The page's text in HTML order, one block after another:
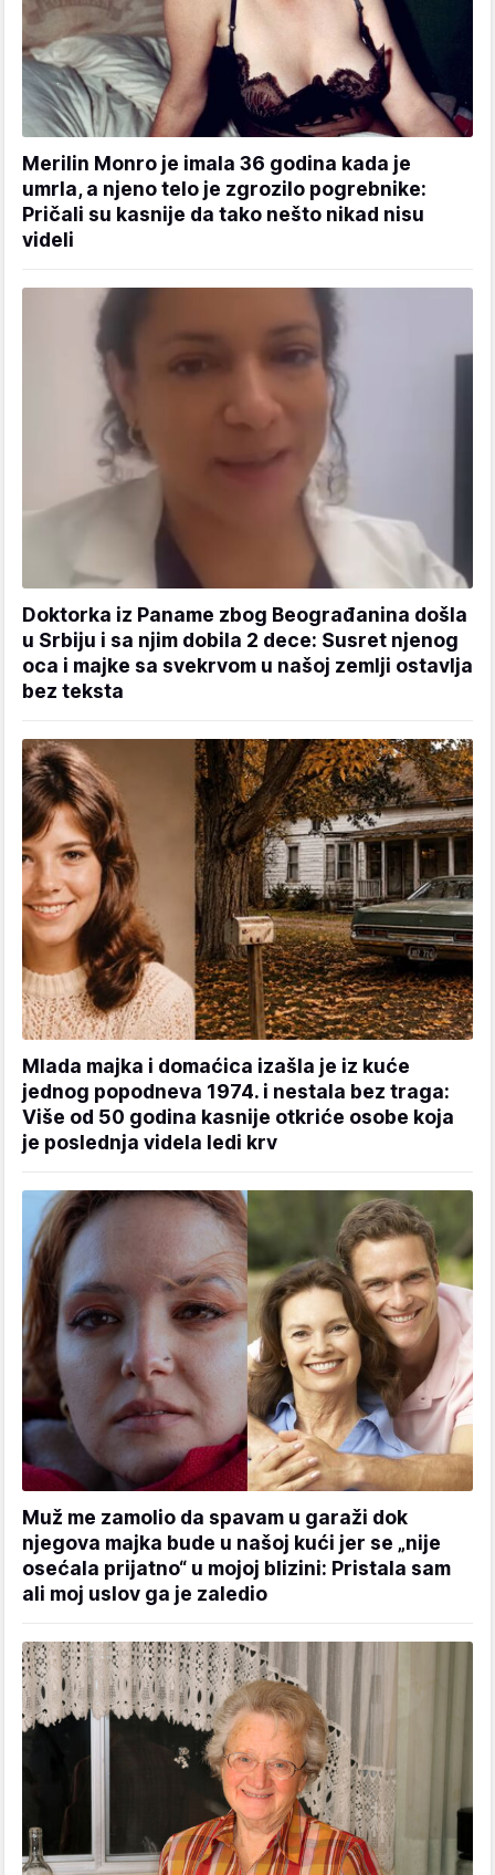
Merilin Monro je imala 36 godina kada je
umrla, a njeno telo je zgrozilo pogrebnike:
Pričali su kasnije da tako nešto nikad nisu
videli
Doktorka iz Paname zbog Beograđanina došla
u Srbiju i sa njim dobila 2 dece: Susret njenog
oca i majke sa svekrvom u našoj zemlji ostavlja
bez teksta
Mlada majka i domaćica izašla je iz kuće
jednog popodneva 1974. i nestala bez traga:
Više od 50 godina kasnije otkriće osobe koja
je poslednja videla ledi krv
Muž me zamolio da spavam u garaži dok
njegova majka bude u našoj kući jer se „nije
osećala prijatno“ u mojoj blizini: Pristala sam
ali moj uslov ga je zaledio